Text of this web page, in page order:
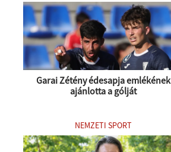
Garai Zétény édesapja emlékének
ajánlotta a gólját
NEMZETI SPORT